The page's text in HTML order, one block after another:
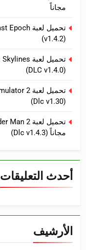
مجاناً
(v1.4.2)
(DLC v1.4.0)
(Dlc v1.30)
مجاناً (Dlc v1.4.3)
أحدث التعليقات
الأرشيف